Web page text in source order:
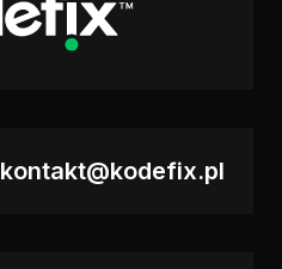
kontakt@kodefix.pl